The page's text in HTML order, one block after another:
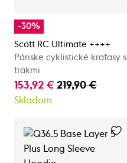
-30%
Scott RC Ultimate ++++
Pánske cyklistické kraťasy s
trakmi
153,92 € 219,90 €
Skladom